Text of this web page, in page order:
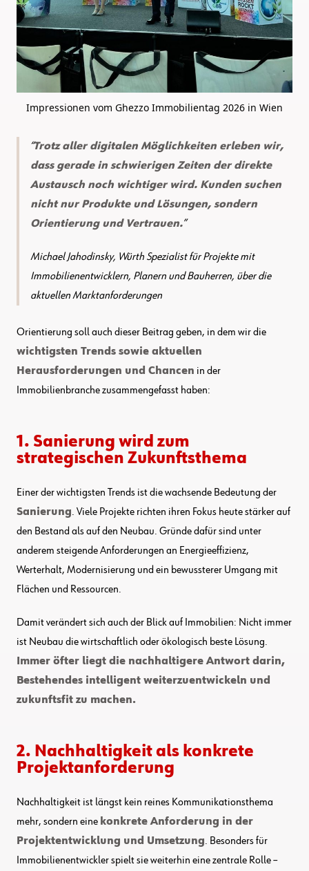
Impressionen vom Ghezzo Immobilientag 2026 in Wien
Trotz aller digitalen Möglichkeiten erleben wir,
dass gerade in schwierigen Zeiten der direkte
Austausch noch wichtiger wird. Kunden suchen
nicht nur Produkte und Lösungen, sondern
Orientierung und Vertrauen.
Michael Jahodinsky, Würth Spezialist für Projekte mit
Immobilienentwicklern, Planern und Bauherren, über die
aktuellen Marktanforderungen
Orientierung soll auch dieser Beitrag geben, in dem wir die
wichtigsten Trends sowie aktuellen
Herausforderungen und Chancen in der
Immobilienbranche zusammengefasst haben:
1. Sanierung wird zum
strategischen Zukunftsthema
Einer der wichtigsten Trends ist die wachsende Bedeutung der
Sanierung. Viele Projekte richten ihren Fokus heute stärker auf
den Bestand als auf den Neubau. Gründe dafür sind unter
anderem steigende Anforderungen an Energieeffizienz,
Werterhalt, Modernisierung und ein bewussterer Umgang mit
Flächen und Ressourcen.
Damit verändert sich auch der Blick auf Immobilien: Nicht immer
ist Neubau die wirtschaftlich oder ökologisch beste Lösung.
Immer öfter liegt die nachhaltigere Antwort darin,
Bestehendes intelligent weiterzuentwickeln und
zukunftsfit zu machen.
2. Nachhaltigkeit als konkrete
Projektanforderung
Nachhaltigkeit ist längst kein reines Kommunikationsthema
mehr, sondern eine konkrete Anforderung in der
Projektentwicklung und Umsetzung. Besonders für
Immobilienentwickler spielt sie weiterhin eine zentrale Rolle –